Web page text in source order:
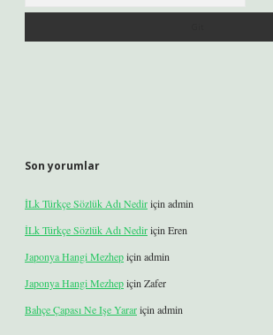
Son yorumlar
İLk Türkçe Sözlük Adı Nediriçin admin
İLk Türkçe Sözlük Adı Nediriçin Eren
Japonya Hangi Mezhepiçin admin
Japonya Hangi Mezhepiçin Zafer
Bahçe Çapası Ne Işe Yarariçin admin